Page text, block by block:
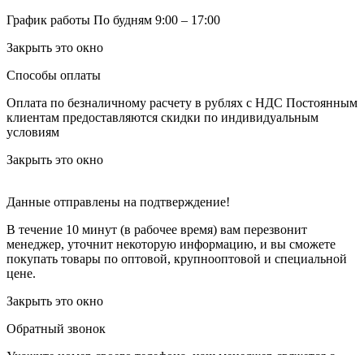
График работы По будням 9:00 – 17:00
Закрыть это окно
Способы оплаты
Оплата по безналичному расчету в рублях с НДС Постоянным
клиентам предоставляются скидки по индивидуальным
условиям
Закрыть это окно
Данные отправлены на подтверждение!
В течение 10 минут (в рабочее время) вам перезвонит
менеджер, уточнит некоторую информацию, и вы сможете
покупать товары по оптовой, крупнооптовой и специальной
цене.
Закрыть это окно
Обратный звонок